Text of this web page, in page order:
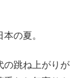
の夏。
の跳ね上がりが